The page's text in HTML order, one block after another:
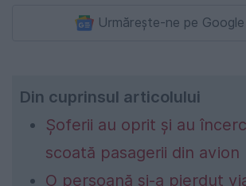
Urmărește-ne pe
Din cuprinsul articolului
Șoferii au oprit și au
scoată pasagerii din avion
O persoană și-a pierdut